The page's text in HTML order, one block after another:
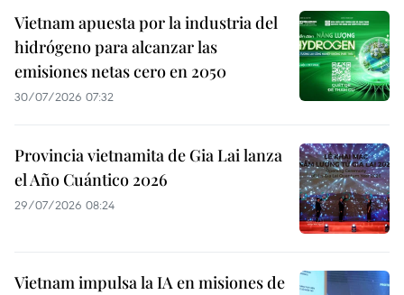
Vietnam apuesta por la industria del
hidrógeno para alcanzar las
emisiones netas cero en 2050
30/07/2026 07:32
Provincia vietnamita de Gia Lai lanza
el Año Cuántico 2026
29/07/2026 08:24
Vietnam impulsa la IA en misiones de